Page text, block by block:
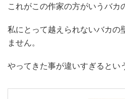
これがこの作家の方がいうバカ
私にとって越えられないバカの
ません。
やってきた事が違いすぎるとい